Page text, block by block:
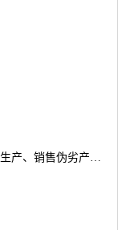
私设“加油站”售卖伪劣柴油 两被告人犯生产、销售伪劣产品罪获刑罚